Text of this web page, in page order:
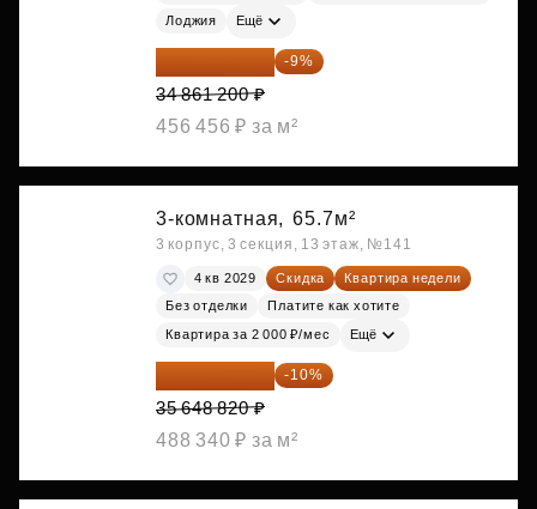
Лоджия Ещё
31 723 692 ₽ -9%
34 861 200 ₽
456 456 ₽ за м²
3-комнатная, 65.7м²
3 корпус, 3 секция, 13 этаж, №141
4 кв 2029 Скидка
Квартира недели
Без отделки
Платите как хотите
Квартира за 2 000 ₽/мес Ещё
32 083 938 ₽ -10%
35 648 820 ₽
488 340 ₽ за м²